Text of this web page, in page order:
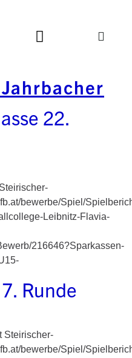
22.
bewerbe/Spiel/
Leibnitz-Flavia-
216646?Sparkassen-
Runde
Steirischer-
bewerbe/Spiel/